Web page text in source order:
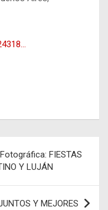
FIESTAS
Y LUJÁN
Y MEJORES